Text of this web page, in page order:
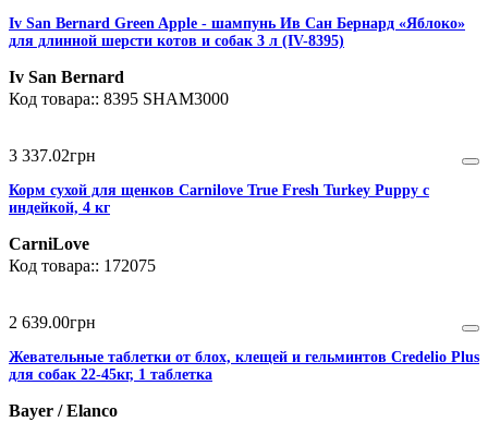
Iv San Bernard Green Apple - шампунь Ив Сан Бернард «Яблоко»
для длинной шерсти котов и собак 3 л (IV-8395)
Iv San Bernard
8395 SHAM3000
3 337.02грн
Корм сухой для щенков Carnilove True Fresh Turkey Puppy с
индейкой, 4 кг
CarniLove
172075
2 639.00грн
Жевательные таблетки от блох, клещей и гельминтов Credelio Plus
для собак 22-45кг, 1 таблетка
Bayer / Elanco